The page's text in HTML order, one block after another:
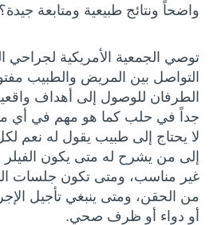
واضحاً ونتائج طبيعية ومتابعة جيدة؟
توصي الجمعية الأمريكية لجراحي
التواصل بين المريض والطبيب
الطرفان للوصول إلى أهداف
جداً في حلب كما هو مهم في أي
لا يحتاج إلى طبيب يقول له نعم
إلى من يشرح له متى يكون الفيلر
غير مناسب، ومتى تكون جلسات
من الحقن، ومتى ينبغي تأجيل
أو دواء أو ظرف صحي.